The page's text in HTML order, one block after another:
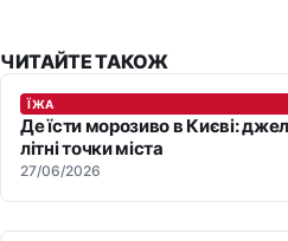
ЧИТАЙТЕ ТАКОЖ
ЇЖА
Де їсти морозиво в Києві:
літні точки міста
27/06/2026